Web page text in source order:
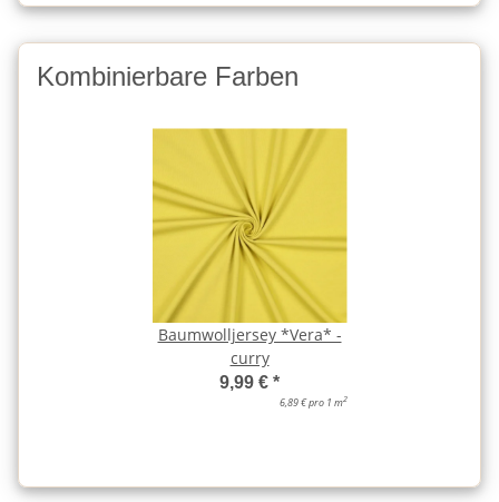
Kombinierbare Farben
Baumwolljersey *Vera* -
curry
9,99 € *
6,89 € pro 1 m2